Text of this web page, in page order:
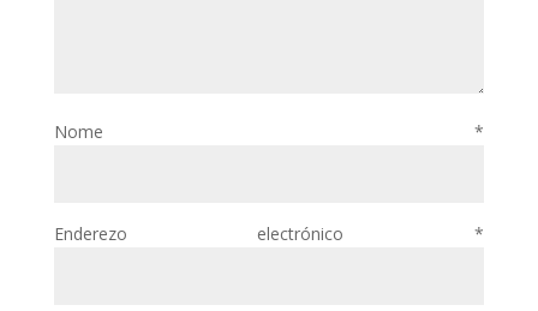
Nome*
Enderezo electrónico*